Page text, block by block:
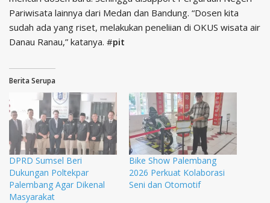
Pariwisata lainnya dari Medan dan Bandung. “Dosen kita
sudah ada yang riset, melakukan peneliian di OKUS wisata air
Danau Ranau,” katanya. #pit
Berita Serupa
DPRD Sumsel Beri
Dukungan Poltekpar
Palembang Agar Dikenal
Masyarakat
Bike Show Palembang
2026 Perkuat Kolaborasi
Seni dan Otomotif